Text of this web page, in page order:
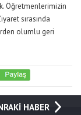
Öğretmenlerimizin
sırasında
olumlu geri
HABER